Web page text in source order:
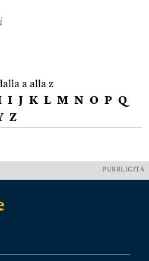
a alla z
I J K L M N O P Q
Z
PUBBLICITÀ